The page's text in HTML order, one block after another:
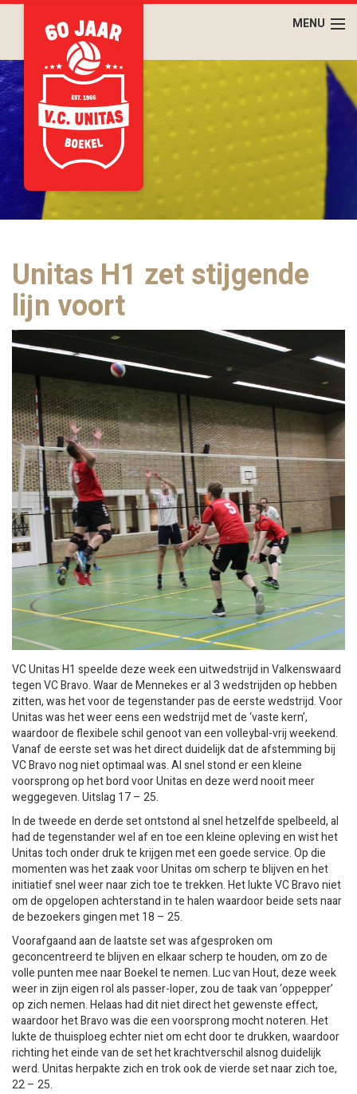
Unitas H1 zet stijgende
lijn voort
VC Unitas H1 speelde deze week een uitwedstrijd in Valkenswaard
tegen VC Bravo. Waar de Mennekes er al 3 wedstrijden op hebben
zitten, was het voor de tegenstander pas de eerste wedstrijd. Voor
Unitas was het weer eens een wedstrijd met de ‘vaste kern’,
waardoor de flexibele schil genoot van een volleybal-vrij weekend.
Vanaf de eerste set was het direct duidelijk dat de afstemming bij
VC Bravo nog niet optimaal was. Al snel stond er een kleine
voorsprong op het bord voor Unitas en deze werd nooit meer
weggegeven. Uitslag 17 – 25.
In de tweede en derde set ontstond al snel hetzelfde spelbeeld, al
had de tegenstander wel af en toe een kleine opleving en wist het
Unitas toch onder druk te krijgen met een goede service. Op die
momenten was het zaak voor Unitas om scherp te blijven en het
initiatief snel weer naar zich toe te trekken. Het lukte VC Bravo niet
om de opgelopen achterstand in te halen waardoor beide sets naar
de bezoekers gingen met 18 – 25.
Voorafgaand aan de laatste set was afgesproken om
geconcentreerd te blijven en elkaar scherp te houden, om zo de
volle punten mee naar Boekel te nemen. Luc van Hout, deze week
weer in zijn eigen rol als passer-loper, zou de taak van ‘oppepper’
op zich nemen. Helaas had dit niet direct het gewenste effect,
waardoor het Bravo was die een voorsprong mocht noteren. Het
lukte de thuisploeg echter niet om echt door te drukken, waardoor
richting het einde van de set het krachtverschil alsnog duidelijk
werd. Unitas herpakte zich en trok ook de vierde set naar zich toe,
22 – 25.